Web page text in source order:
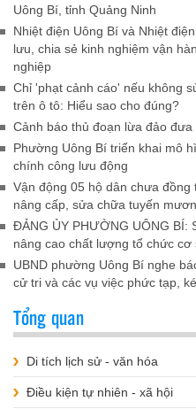
Uông Bí, tỉnh Quảng Ninh
Nhiệt điện Uông Bí và Nhiệt
lưu, chia sẻ kinh nghiệm vận
nghiệp
Chỉ 'phạt cảnh cáo' nếu không
trên ô tô: Hiểu sao cho đúng?
Cảnh báo thủ đoạn lừa đảo
Phường Uông Bí triển khai mô
chính công lưu động
Vận động 05 hộ dân chưa
nâng cấp, sửa chữa tuyến
ĐẢNG ỦY PHƯỜNG UÔNG BÍ:
nâng cao chất lượng tổ chức cơ
UBND phường Uông Bí nghe
cử tri và các vụ việc phức tạp,
Tổng quan
Di tích lịch sử - văn hóa
Điều kiện tự nhiên - xã hội